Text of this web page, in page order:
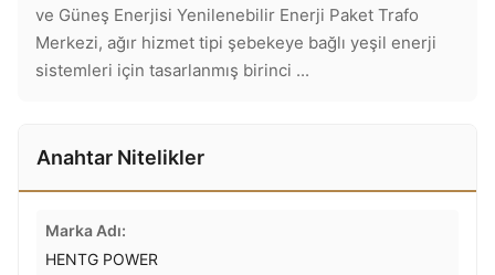
ve Güneş Enerjisi Yenilenebilir Enerji Paket Trafo
Merkezi, ağır hizmet tipi şebekeye bağlı yeşil enerji
sistemleri için tasarlanmış birinci ...
Anahtar Nitelikler
Marka Adı:
HENTG POWER